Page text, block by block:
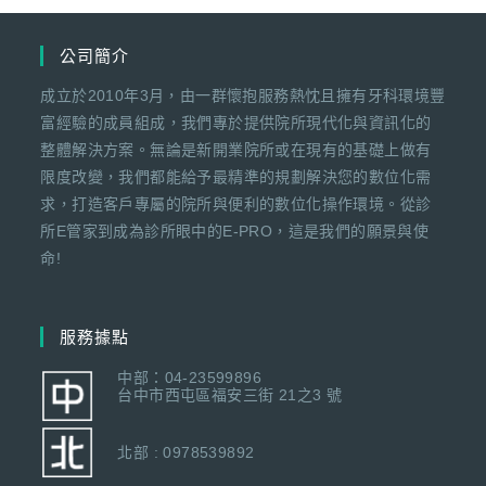
公司簡介
成立於2010年3月，由一群懷抱服務熱忱且擁有牙科環境豐
富經驗的成員組成，我們專於提供院所現代化與資訊化的
整體解決方案。無論是新開業院所或在現有的基礎上做有
限度改變，我們都能給予最精準的規劃解決您的數位化需
求，打造客戶專屬的院所與便利的數位化操作環境。從診
所E管家到成為診所眼中的E-PRO，這是我們的願景與使
命!
服務據點
中部：04-23599896
台中市西屯區福安三街 21之3 號
北部 : 0978539892